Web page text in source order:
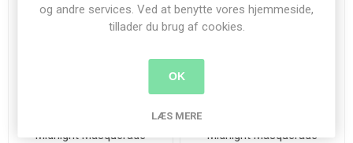
Midnight Masquerade
Midnight Masquerade
og andre services. Ved at benytte vores hjemmeside,
tillader du brug af cookies.
OK
LÆS MERE